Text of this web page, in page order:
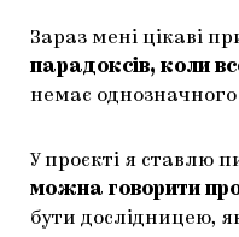
Зараз мені цікаві
парадоксів, коли
немає однозначного
У проєкті я ставлю
можна говорити
бути дослідницею,